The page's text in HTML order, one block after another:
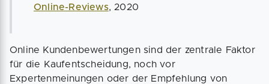
Online-Reviews, 2020
Online Kundenbewertungen sind der zentrale Faktor
für die Kaufentscheidung, noch vor
Expertenmeinungen oder der Empfehlung von